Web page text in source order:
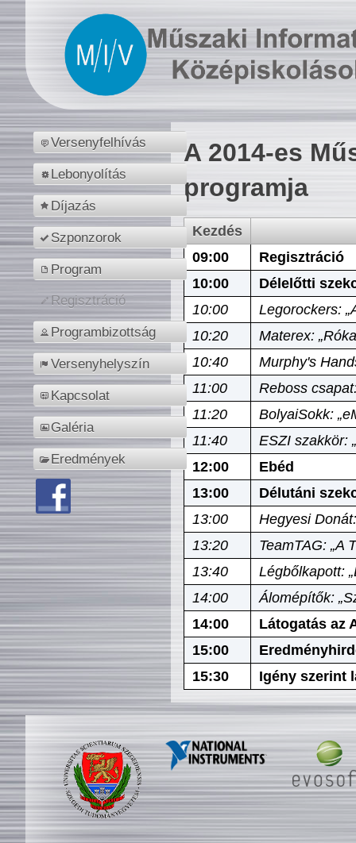
Versenyfelhívás
Lebonyolítás
Díjazás
Szponzorok
Program
Regisztráció
Programbizottság
Versenyhelyszín
Kapcsolat
Galéria
Eredmények
A 2014-es
programja
Kezdés
09:00
Regisztráció
10:00
Délelőtti
10:00
Legorockers:
10:20
Materex:
10:40
Murphy's
11:00
Reboss
11:20
BolyaiSokk:
11:40
ESZI szakkör:
12:00
Ebéd
13:00
Délutáni
13:00
Hegyesi
13:20
TeamTAG: „A
13:40
Légbőlkapott:
14:00
Álomépítők:
14:00
Látogatás az
15:00
15:30
Igény szerint